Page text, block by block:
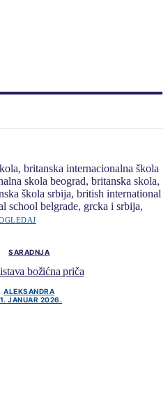
SARADNJA
božićna priča
ALEKSANDRA
JANUAR 2026.